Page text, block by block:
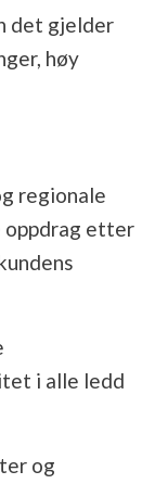
det gjelder
høy
regionale
oppdrag etter
i alle ledd
og